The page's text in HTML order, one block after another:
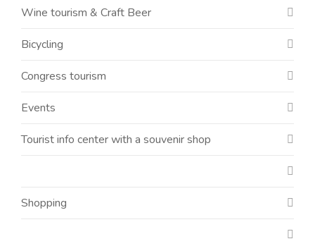
Wine tourism & Craft Beer
Bicycling
Congress tourism
Events
Tourist info center with a souvenir shop
Shopping